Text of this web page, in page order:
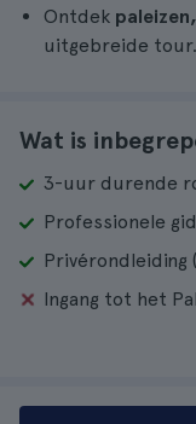
Ontdek
uitgebreide tour.
Wat is
3-uur durende
Professionele
Privérondleiding
Ingang tot het